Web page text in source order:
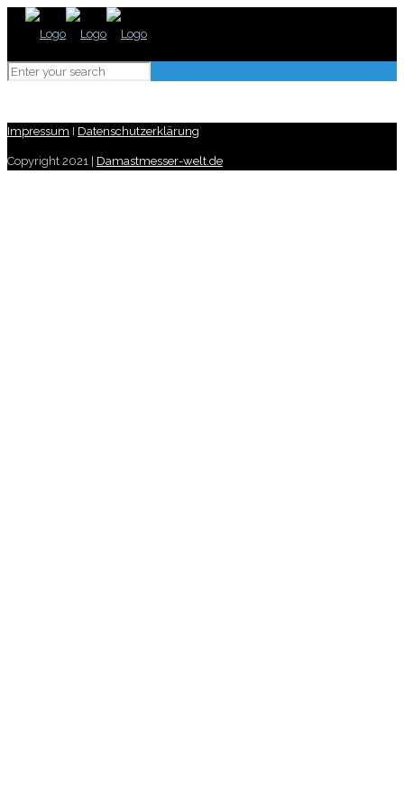
Impressum I Datenschutzerklärung
Copyright 2021 | Damastmesser-welt.de